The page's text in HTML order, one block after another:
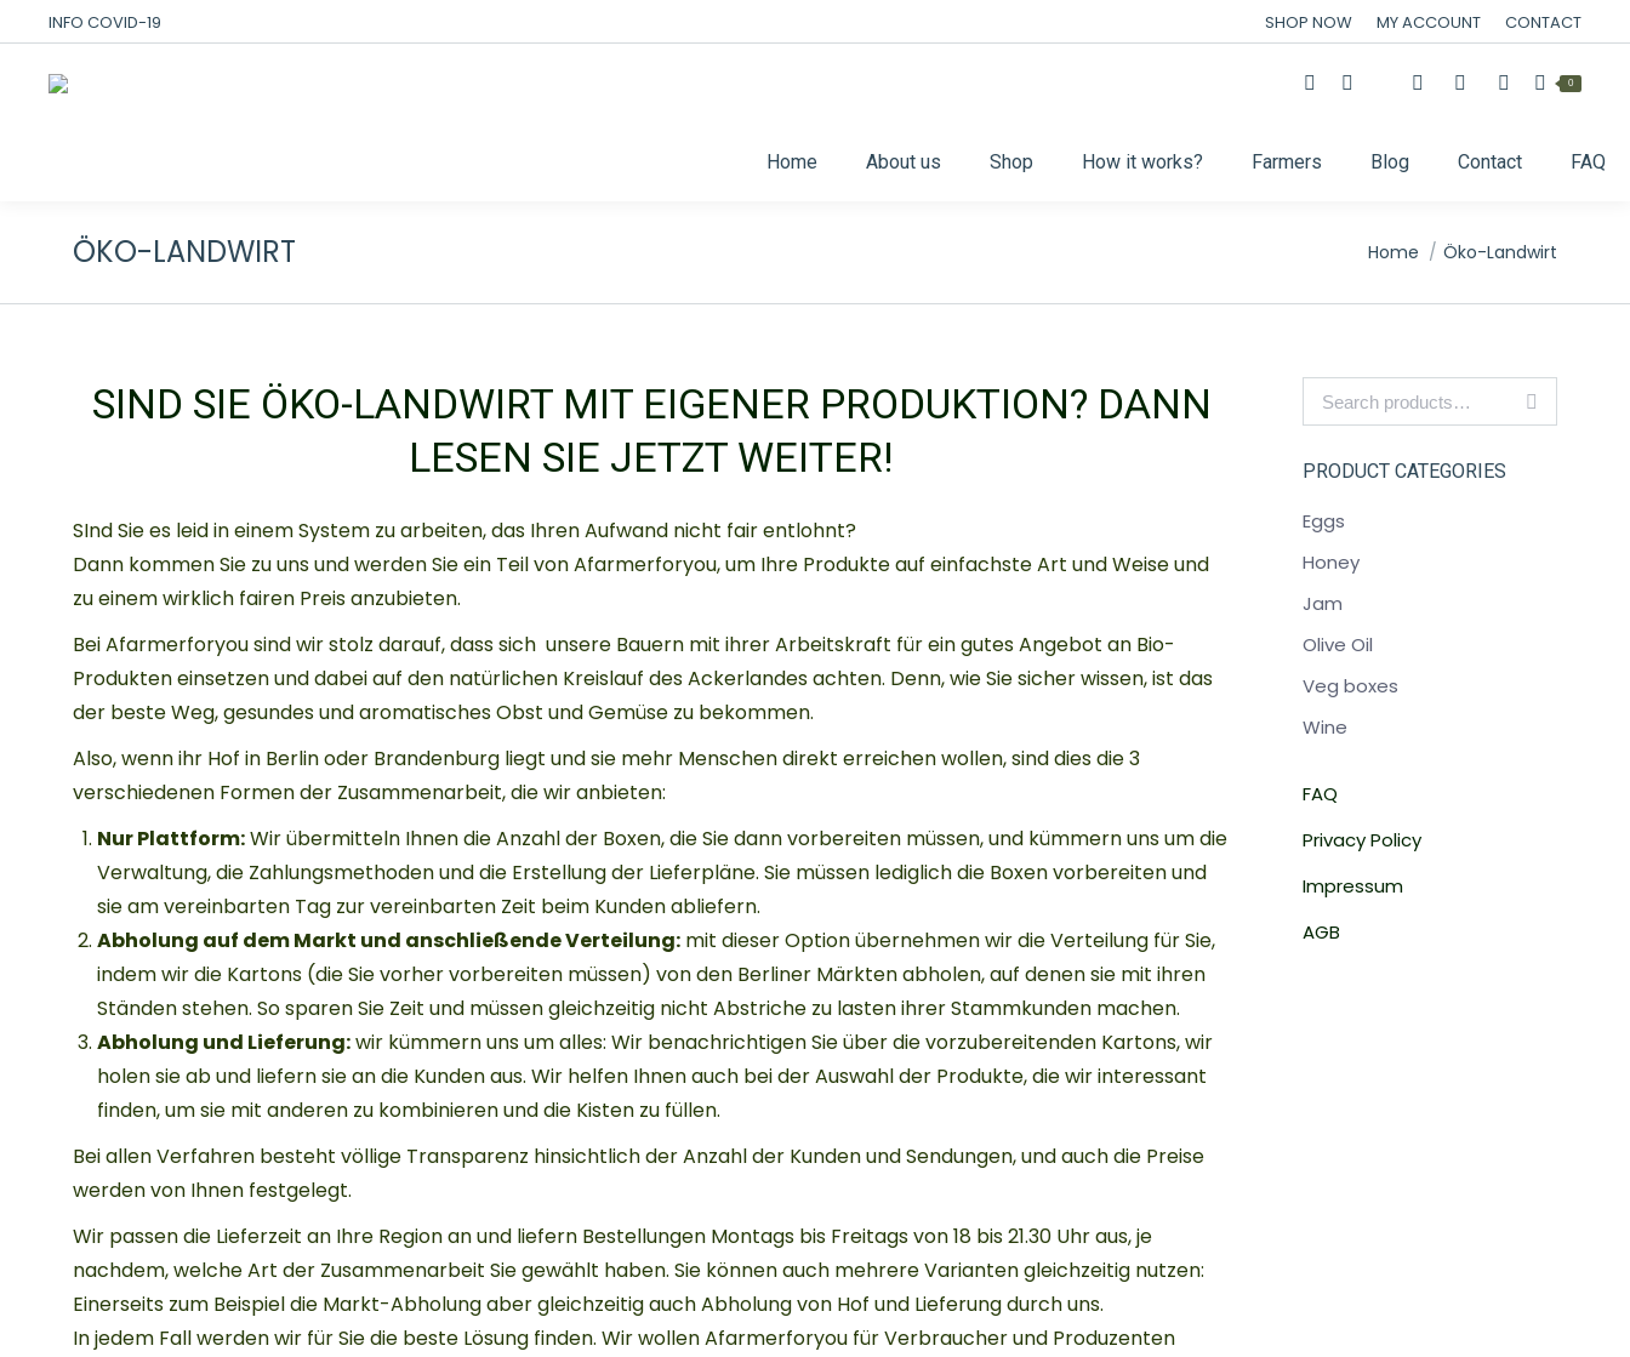
INFO COVID-19 SHOP NOW MY ACCOUNT CONTACT
0
Home About us Shop How it works? Farmers Blog Contact FAQ
ÖKO-LANDWIRT You are here:
Home Öko-Landwirt
SIND SIE ÖKO-LANDWIRT MIT EIGENER PRODUKTION? DANN
LESEN SIE JETZT WEITER!
SInd Sie es leid in einem System zu arbeiten, das Ihren Aufwand nicht fair entlohnt?
Dann kommen Sie zu uns und werden Sie ein Teil von Afarmerforyou, um Ihre Produkte auf einfachste Art und Weise und
zu einem wirklich fairen Preis anzubieten.
Bei Afarmerforyou sind wir stolz darauf, dass sich unsere Bauern mit ihrer Arbeitskraft für ein gutes Angebot an Bio-
Produkten einsetzen und dabei auf den natürlichen Kreislauf des Ackerlandes achten. Denn, wie Sie sicher wissen, ist das
der beste Weg, gesundes und aromatisches Obst und Gemüse zu bekommen.
Also, wenn ihr Hof in Berlin oder Brandenburg liegt und sie mehr Menschen direkt erreichen wollen, sind dies die 3
verschiedenen Formen der Zusammenarbeit, die wir anbieten:
Nur Plattform:Wir übermitteln Ihnen die Anzahl der Boxen, die Sie dann vorbereiten müssen, und kümmern uns um die
Verwaltung, die Zahlungsmethoden und die Erstellung der Lieferpläne. Sie müssen lediglich die Boxen vorbereiten und
sie am vereinbarten Tag zur vereinbarten Zeit beim Kunden abliefern.
Abholung auf dem Markt und anschließende Verteilung: mit dieser Option übernehmen wir die Verteilung für Sie,
indem wir die Kartons (die Sie vorher vorbereiten müssen) von den Berliner Märkten abholen, auf denen sie mit ihren
Ständen stehen. So sparen Sie Zeit und müssen gleichzeitig nicht Abstriche zu lasten ihrer Stammkunden machen.
Abholung und Lieferung:wir kümmern uns um alles: Wir benachrichtigen Sie über die vorzubereitenden Kartons, wir
holen sie ab und liefern sie an die Kunden aus. Wir helfen Ihnen auch bei der Auswahl der Produkte, die wir interessant
finden, um sie mit anderen zu kombinieren und die Kisten zu füllen.
Bei allen Verfahren besteht völlige Transparenz hinsichtlich der Anzahl der Kunden und Sendungen, und auch die Preise
werden von Ihnen festgelegt.
Wir passen die Lieferzeit an Ihre Region an und liefern Bestellungen Montags bis Freitags von 18 bis 21.30 Uhr aus, je
nachdem, welche Art der Zusammenarbeit Sie gewählt haben. Sie können auch mehrere Varianten gleichzeitig nutzen:
Einerseits zum Beispiel die Markt-Abholung aber gleichzeitig auch Abholung von Hof und Lieferung durch uns.
In jedem Fall werden wir für Sie die beste Lösung finden. Wir wollen Afarmerforyou für Verbraucher und Produzenten
PRODUCT CATEGORIES
Eggs
Honey
Jam
Olive Oil
Veg boxes
Wine
FAQ
Privacy Policy
Impressum
AGB